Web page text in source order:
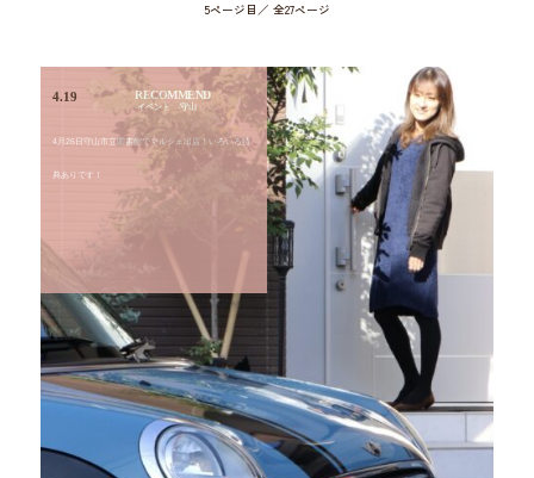
5ページ目／ 全27ページ
4.19 RECOMMEND
イベント 守山
4月26日守山市立図書館でマルシェ出店！いろいろ特
典ありです！